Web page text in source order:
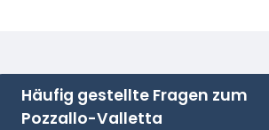
Häufig gestellte Fragen zum
Pozzallo-Valletta